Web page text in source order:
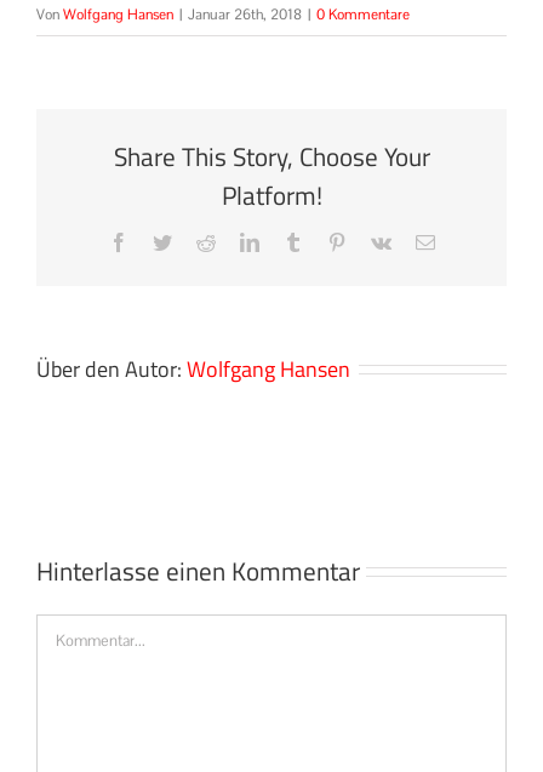
VonWolfgang Hansen | Januar 26th, 2018 | 0 Kommentare
Share This Story, Choose Your
Platform!
Facebook
TwitterRedditLinkedInTumblr Pinterest
Vk
E-
Über den Autor:Wolfgang Hansen
Hinterlasse einen Kommentar
Kommentar